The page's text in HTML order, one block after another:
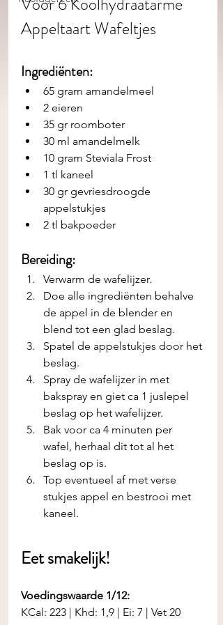
Appeltaart Wafeltjes
Ingrediënten:
65 gram amandelmeel
2 eieren
35 gr roomboter
30 ml amandelmelk
10 gram Steviala Frost
1 tl kaneel
30 gr gevriesdroogde
appelstukjes
2 tl bakpoeder
Bereiding:
Verwarm de wafelijzer.
Doe alle ingrediënten behalve
de appel in de blender en
blend tot een glad beslag.
Spatel de appelstukjes door het
beslag.
Spray de wafelijzer in met
bakspray en giet ca 1 juslepel
beslag op het wafelijzer.
Bak voor ca 4 minuten per
wafel, herhaal dit tot al het
beslag op is.
Top eventueel af met verse
stukjes appel en bestrooi met
kaneel.
Eet smakelijk!
Voedingswaarde 1/12:
KCal: 223 | Khd: 1,9 | Ei: 7 | Vet 20